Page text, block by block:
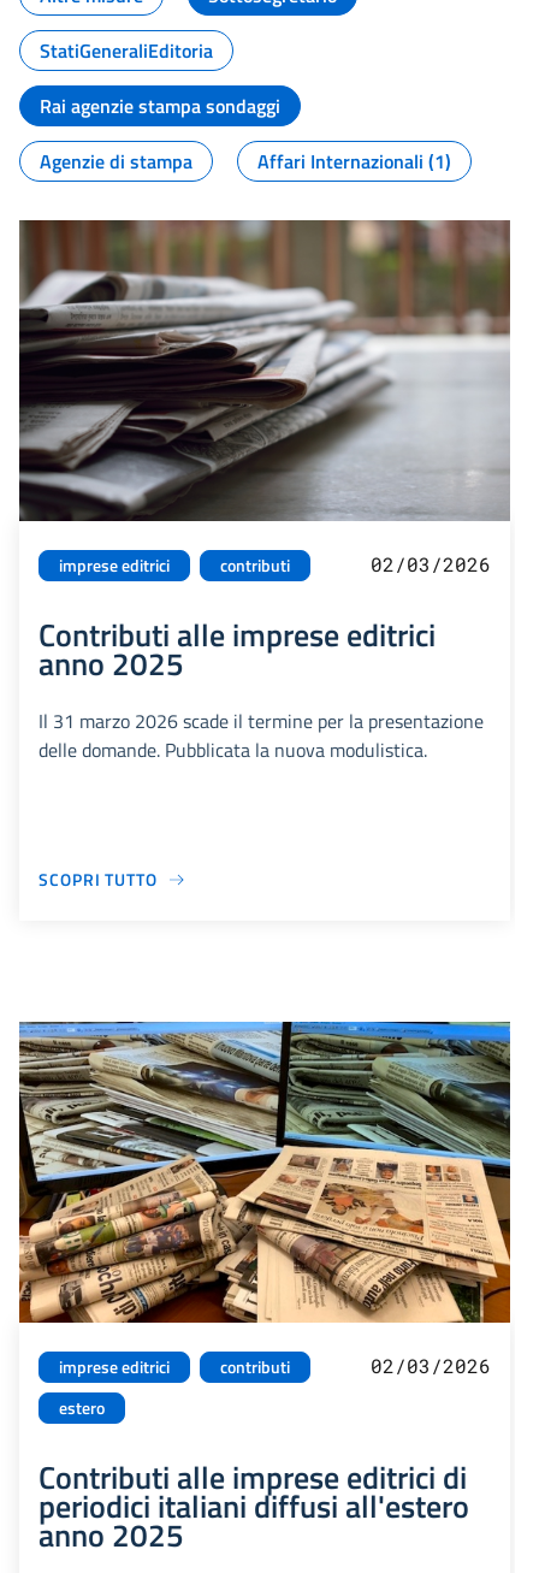
StatiGeneraliEditoria
Rai agenzie stampa sondaggi
Agenzie di stampa
Affari Internazionali (1)
imprese editrici contributi 02/03/2026
Contributi alle imprese editrici
anno 2025
Il 31 marzo 2026 scade il termine per la presentazione
delle domande. Pubblicata la nuova modulistica.
SCOPRI TUTTO
imprese editrici
contributi
estero
02/03/2026
Contributi alle imprese editrici di
periodici italiani diffusi all'estero
anno 2025